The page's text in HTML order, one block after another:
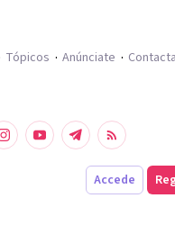
Tópicos Anúnciate Contacta
Accede